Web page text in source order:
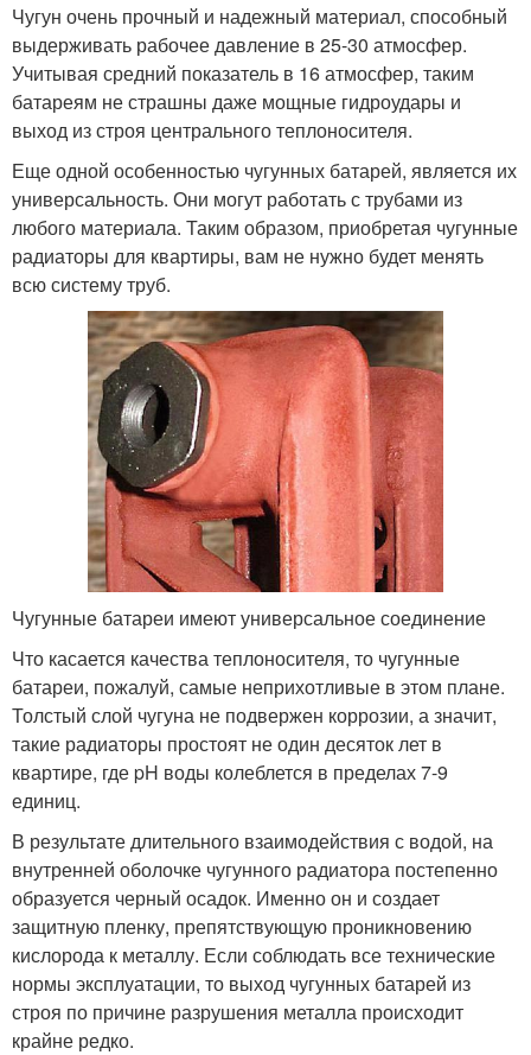
Чугун очень прочный и надежный материал, способный
выдерживать рабочее давление в 25-30 атмосфер.
Учитывая средний показатель в 16 атмосфер, таким
батареям не страшны даже мощные гидроудары и
выход из строя центрального теплоносителя.
Еще одной особенностью чугунных батарей, является их
универсальность. Они могут работать с трубами из
любого материала. Таким образом, приобретая чугунные
радиаторы для квартиры, вам не нужно будет менять
всю систему труб.
Чугунные батареи имеют универсальное соединение
Что касается качества теплоносителя, то чугунные
батареи, пожалуй, самые неприхотливые в этом плане.
Толстый слой чугуна не подвержен коррозии, а значит,
такие радиаторы простоят не один десяток лет в
квартире, где pH воды колеблется в пределах 7-9
единиц.
В результате длительного взаимодействия с водой, на
внутренней оболочке чугунного радиатора постепенно
образуется черный осадок. Именно он и создает
защитную пленку, препятствующую проникновению
кислорода к металлу. Если соблюдать все технические
нормы эксплуатации, то выход чугунных батарей из
строя по причине разрушения металла происходит
крайне редко.